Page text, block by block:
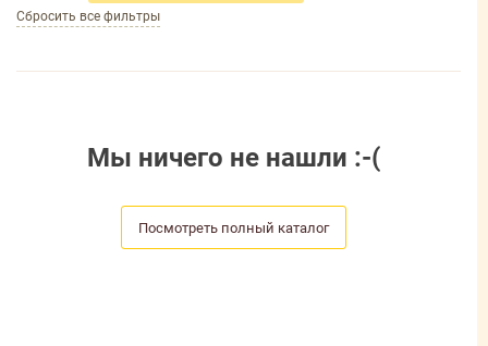
Сбросить все фильтры
Мы ничего не нашли :-(
Посмотреть полный каталог